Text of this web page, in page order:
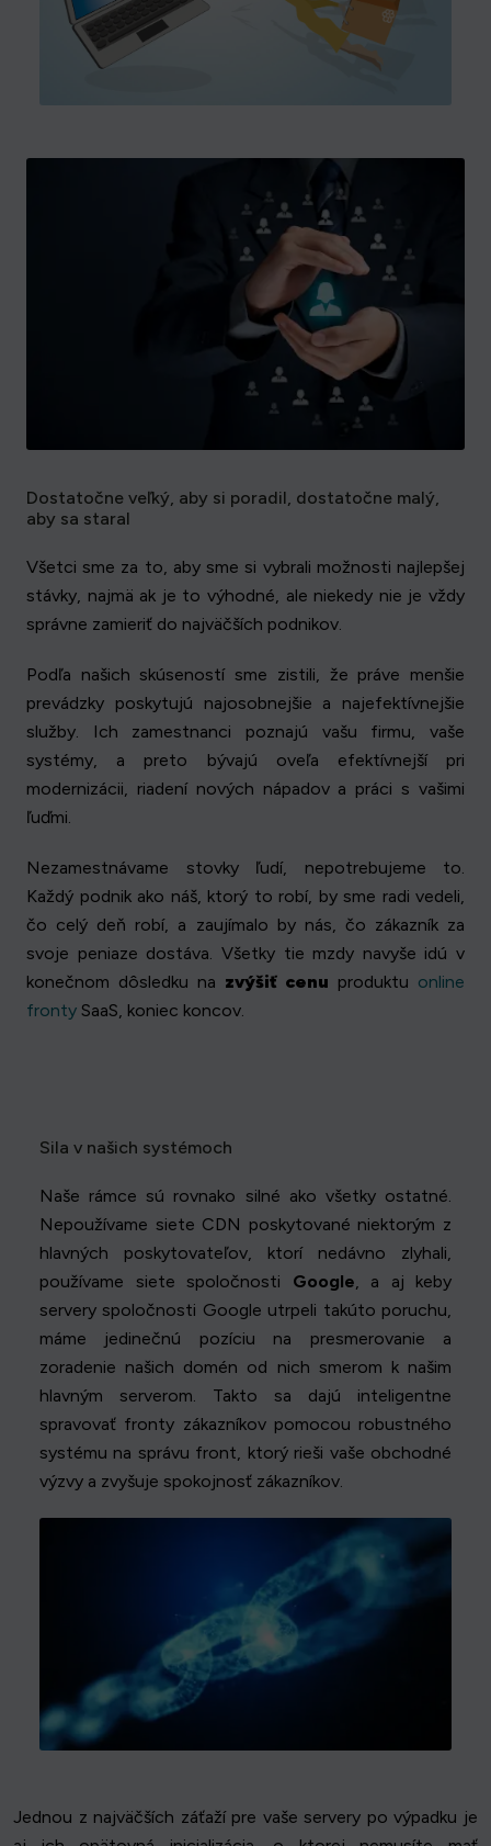
Dostatočne veľký, aby si poradil, dostatočne malý,
aby sa staral
Všetci sme za to, aby sme si vybrali možnosti najlepšej
stávky, najmä ak je to výhodné, ale niekedy nie je vždy
správne zamieriť do najväčších podnikov.
Podľa našich skúseností sme zistili, že práve menšie
prevádzky poskytujú najosobnejšie a najefektívnejšie
služby. Ich zamestnanci poznajú vašu firmu, vaše
systémy, a preto bývajú oveľa efektívnejší pri
modernizácii, riadení nových nápadov a práci s vašimi
ľuďmi.
Nezamestnávame stovky ľudí, nepotrebujeme to.
Každý podnik ako náš, ktorý to robí, by sme radi vedeli,
čo celý deň robí, a zaujímalo by nás, čo zákazník za
svoje peniaze dostáva. Všetky tie mzdy navyše idú v
konečnom dôsledku na zvýšiť cenu produktu online
fronty SaaS, koniec koncov.
Sila v našich systémoch
Naše rámce sú rovnako silné ako všetky ostatné.
Nepoužívame siete CDN poskytované niektorým z
hlavných poskytovateľov, ktorí nedávno zlyhali,
používame siete spoločnosti Google, a aj keby
servery spoločnosti Google utrpeli takúto poruchu,
máme jedinečnú pozíciu na presmerovanie a
zoradenie našich domén od nich smerom k našim
hlavným serverom. Takto sa dajú inteligentne
spravovať fronty zákazníkov pomocou robustného
systému na správu front, ktorý rieši vaše obchodné
výzvy a zvyšuje spokojnosť zákazníkov.
Jednou z najväčších záťaží pre vaše servery po výpadku je